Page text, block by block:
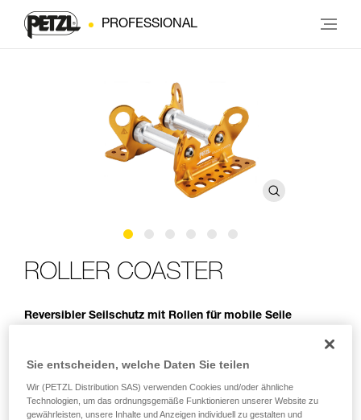
PROFESSIONAL
ROLLER COASTER
Reversibler Seilschutz mit Rollen für mobile Seile
Der Seilschutz ROLLER COASTER schützt bewegliche Seile
vor Abrieb. Durch zwei unterschiedlich geformte Seiten ist
ebenen wie verwinkelten Flächen an. Die zahlreichen
Verbindungsösen ermöglichen die Verwendung mit
Sie entscheiden, welche Daten Sie teilen
Wir (PETZL Distribution SAS) verwenden Cookies und/oder ähnliche
Technologien, um das ordnungsgemäße Funktionieren unserer Website zu
gewährleisten, unsere Inhalte und Anzeigen individuell zu gestalten und